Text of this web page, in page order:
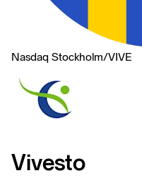
Nasdaq Stockholm/VIVE
Vivesto